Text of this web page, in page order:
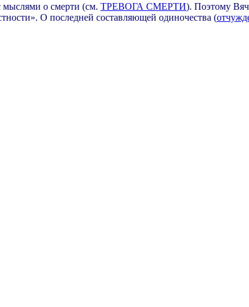
мыслями о смерти (см. ТРЕВОГА СМЕРТИ). Поэтому
О последней составляющей одиночества (